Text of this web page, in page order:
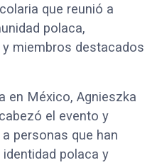
que reunió a
polaca,
miembros destacados
en México, Agnieszka
el evento y
personas que han
polaca y